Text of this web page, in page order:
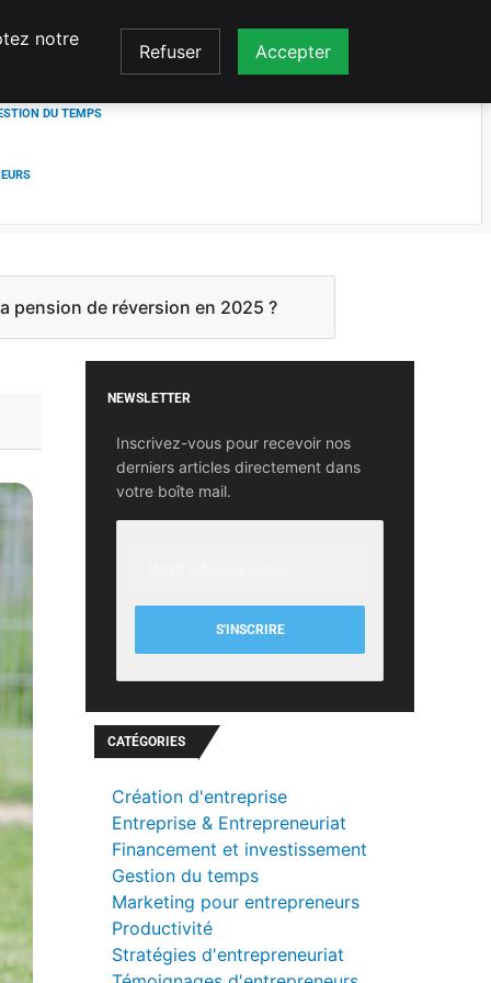
DU TEMPS
pension de réversion en 2025 ?
de réversion en 2025 ?
NEWSLETTER
Inscrivez-vous pour recevoir nos
derniers articles directement dans
votre boîte mail.
S'INSCRIRE
CATÉGORIES
Création d'entreprise
Entreprise & Entrepreneuriat
Financement et investissement
Gestion du temps
Marketing pour entrepreneurs
Productivité
Stratégies d'entrepreneuriat
notre
Refuser Accepter